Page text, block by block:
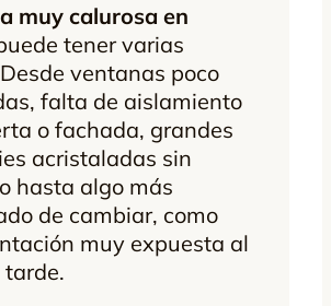
muy calurosa en
tener varias
ventanas poco
falta de aislamiento
o fachada, grandes
acristaladas sin
hasta algo más
de cambiar, como
muy expuesta al
tarde.